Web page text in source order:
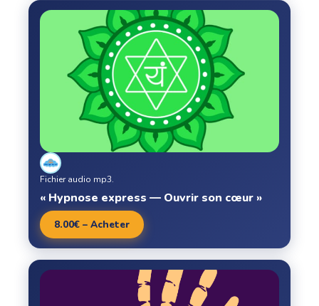
« Hypnose express — Ouvrir son cœur »
Fichier audio mp3.
8.00€ – Acheter